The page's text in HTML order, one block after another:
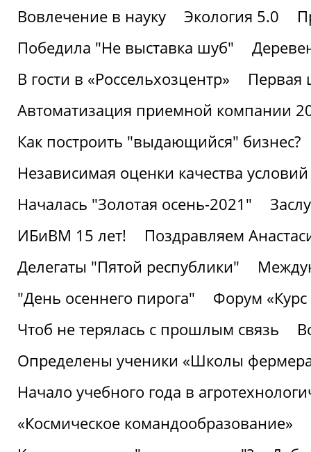
Вовлечение в науку
Экология 5.0
Победила "Не выставка шуб"
В гости в «Россельхозцентр»
Первая
Автоматизация приемной компании
Как построить "выдающийся" бизнес?
Независимая оценки качества
Началась "Золотая осень-2021"
ИБиВМ 15 лет!
Поздравляем
Делегаты "Пятой республики"
"День осеннего пирога"
Форум «Курс
Чтоб не терялась с прошлым связь
Определены ученики «Школы
Начало учебного года в
«Космическое командообразование»